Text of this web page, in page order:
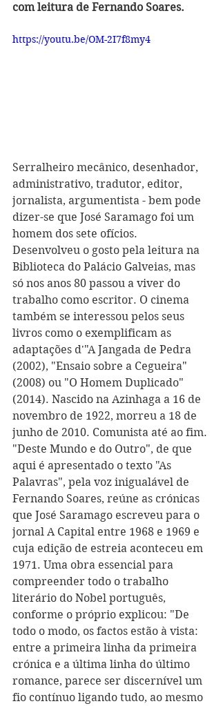
com leitura de Fernando Soares.
https://youtu.be/OM-2I7f8my4
Serralheiro mecânico, desenhador,
administrativo, tradutor, editor,
jornalista, argumentista - bem pode
dizer-se que José Saramago foi um
homem dos sete ofícios.
Desenvolveu o gosto pela leitura na
Biblioteca do Palácio Galveias, mas
só nos anos 80 passou a viver do
trabalho como escritor. O cinema
também se interessou pelos seus
livros como o exemplificam as
adaptações d'"A Jangada de Pedra
(2002), "Ensaio sobre a Cegueira"
(2008) ou "O Homem Duplicado"
(2014). Nascido na Azinhaga a 16 de
novembro de 1922, morreu a 18 de
junho de 2010. Comunista até ao fim.
"Deste Mundo e do Outro", de que
aqui é apresentado o texto "As
Palavras", pela voz inigualável de
Fernando Soares, reúne as crónicas
que José Saramago escreveu para o
jornal A Capital entre 1968 e 1969 e
cuja edição de estreia aconteceu em
1971. Uma obra essencial para
compreender todo o trabalho
literário do Nobel português,
conforme o próprio explicou: "De
todo o modo, os factos estão à vista:
entre a primeira linha da primeira
crónica e a última linha do último
romance, parece ser discernível um
fio contínuo ligando tudo, ao mesmo